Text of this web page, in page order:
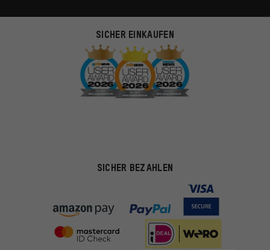
SICHER EINKAUFEN
SICHER BEZAHLEN